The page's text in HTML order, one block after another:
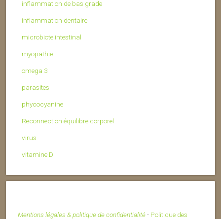
inflammation de bas grade
inflammation dentaire
microbiote intestinal
myopathie
omega 3
parasites
phycocyanine
Reconnection équilibre corporel
virus
vitamine D
Mentions légales & politique de confidentialité- Politique des